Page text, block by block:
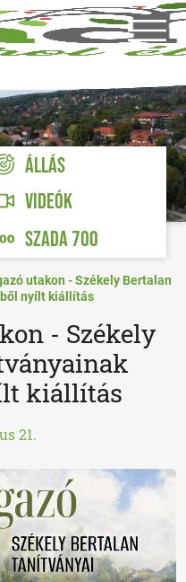
ÁLLÁS
VIDEÓK
SZADA 700
utakon - Székely Bertalan
nyílt kiállítás
- Székely
kiállítás
21.